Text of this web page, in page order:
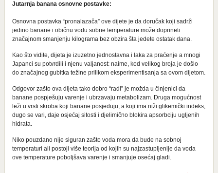
Jutarnja banana osnovne postavke:
Osnovna postavka “pronalazača” ove dijete je da doručak koji sadrži
jedino banane i običnu vodu sobne temperature može doprineti
značajnom smanjenju kilograma bez obzira šta jedete ostatak dana.
Kao što vidite, dijeta je izuzetno jednostavna i laka za praćenje a mnogi
Japanci su potvrdili i njenu valjanost: naime, kod velikog broja je došlo
do značajnog gubitka težine prilikom eksperimentisanja sa ovom dijetom.
Odgovor zašto ova dijeta tako dobro “radi” je možda u činjenici da
banane pospješuju varenje i ubrzavaju metabolizam. Druga mogućnost
leži u vrsti skroba koji banane posjeduju, a koji ima niži glikemički indeks,
dugo se vari, daje osjećaj sitosti i djelimično blokira apsorbciju ugljenih
hidrata.
Niko pouzdano nije siguran zašto voda mora da bude na sobnoj
temperaturi ali postoji više teorija od kojih su najzastupljenije da voda
ove temperature poboljšava varenje i smanjuje osećaj gladi.